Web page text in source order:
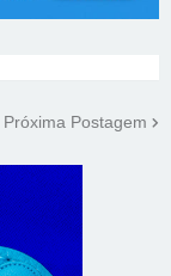
Próxima Postagem